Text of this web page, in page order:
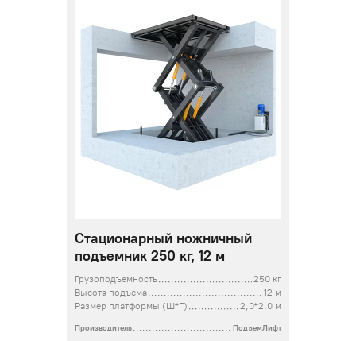
Стационарный ножничный
подъемник 250 кг, 12 м
Грузоподъемность
250 кг
Высота подъема
12 м
Размер платформы (Ш*Г)
2,0*2,0 м
Производитель ПодъемЛифт